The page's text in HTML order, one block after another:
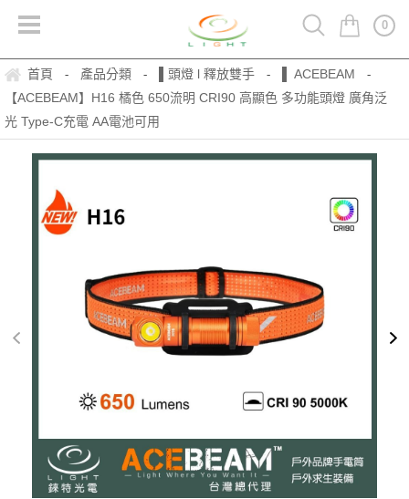
0
首頁 - 產品分類 - ▌頭燈 l 釋放雙手 - ▌ ACEBEAM -
【ACEBEAM】H16 橘色 650流明 CRI90 高顯色 多功能頭燈 廣角泛
光 Type-C充電 AA電池可用